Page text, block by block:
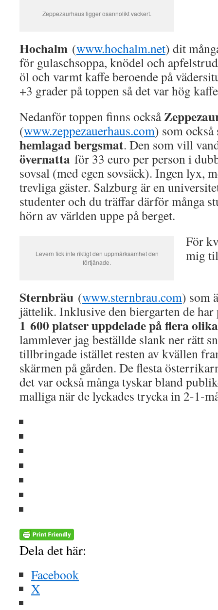
Zeppezaurhaus ligger osannolikt vackert.
Hochalm (www.hochalm.net) dit
för gulaschsoppa, knödel och
öl och varmt kaffe beroende på
+3 grader på toppen så det var hög
Nedanför toppen finns också
(www.zeppezauerhaus.com) som
hemlagad bergsmat. Den som vill
övernatta för 33 euro per person i
sovsal (med egen sovsäck). Ingen lyx,
trevliga gäster. Salzburg är en
studenter och du träffar därför många
hörn av världen uppe på berget.
Levern fick inte riktigt den uppmärksamhet den
förtjänade.
För
mig
Sternbräu (www.sternbrau.com) som
jättelik. Inklusive den biergarten de har
1 600 platser uppdelade på flera
lammlever jag beställde slank ner rätt
tillbringade istället resten av kvällen
skärmen på gården. De flesta
det var också många tyskar bland
malliga när de lyckades trycka in 2-1-
Dela det här:
Facebook
X